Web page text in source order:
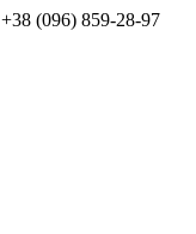
+38 (096) 859-28-97